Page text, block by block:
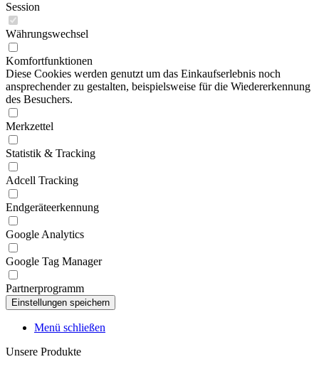
Session
Währungswechsel
Komfortfunktionen
Diese Cookies werden genutzt um das Einkaufserlebnis noch
ansprechender zu gestalten, beispielsweise für die Wiedererkennung
des Besuchers.
Merkzettel
Statistik & Tracking
Adcell Tracking
Endgeräteerkennung
Google Analytics
Google Tag Manager
Partnerprogramm
Menü schließen
Unsere Produkte